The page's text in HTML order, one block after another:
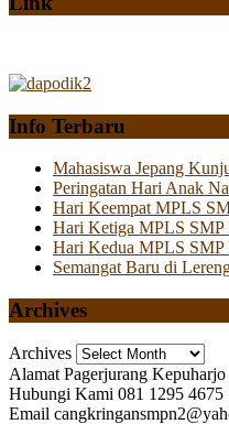
Info Terbaru
Mahasiswa Jepang
Peringatan Hari Anak
Hari Keempat MPLS
Hari Ketiga MPLS SMP
Hari Kedua MPLS SMP
Semangat Baru di
Archives
Archives
Alamat Pagerjurang
Hubungi Kami 081 1295 4675
Email